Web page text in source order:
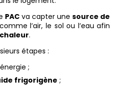
PACva capter unesource de
l’air, le sol ou l’eau afin
.
étapes :
;
frigorigène ;